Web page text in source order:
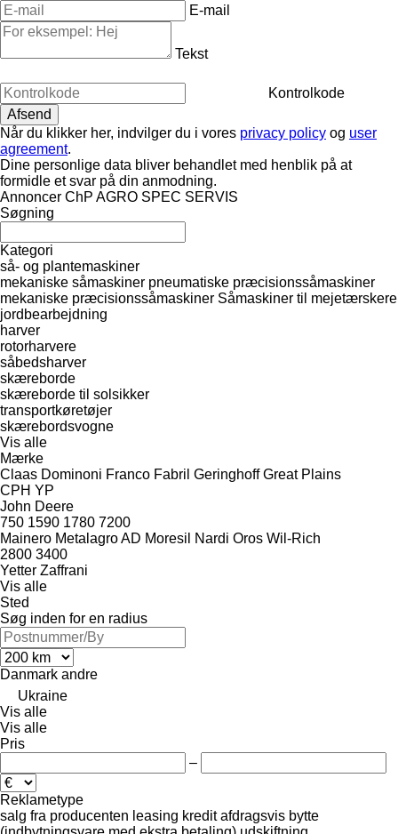
E-mail
Tekst
Kontrolkode
Når du klikker her, indvilger du i vores privacy policy og user
agreement.
Dine personlige data bliver behandlet med henblik på at
formidle et svar på din anmodning.
Annoncer ChP AGRO SPEC SERVIS
Søgning
Kategori
så- og plantemaskiner
mekaniske såmaskiner pneumatiske præcisionssåmaskiner
mekaniske præcisionssåmaskiner Såmaskiner til mejetærskere
jordbearbejdning
harver
rotorharvere
såbedsharver
skæreborde
skæreborde til solsikker
transportkøretøjer
skærebordsvogne
Vis alle
Mærke
Claas Dominoni Franco Fabril Geringhoff Great Plains
CPH YP
John Deere
750 1590 1780 7200
Mainero Metalagro AD Moresil Nardi Oros Wil-Rich
2800 3400
Yetter Zaffrani
Vis alle
Sted
Søg inden for en radius
Danmark andre
Ukraine
Vis alle
Vis alle
Pris
–
Reklametype
salg fra producenten leasing kredit afdragsvis bytte